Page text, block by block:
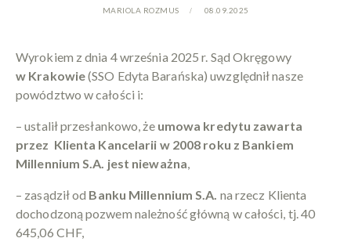
MARIOLA ROZMUS 08.09.2025
Wyrokiem z dnia 4 września 2025 r. Sąd Okręgowy
w Krakowie(SSO Edyta Barańska) uwzględnił nasze
powództwo w całości i:
– ustalił przesłankowo, że umowa kredytu zawarta
przez Klienta Kancelarii w 2008 roku z Bankiem
Millennium S.A. jest nieważna,
– zasądził od Banku Millennium S.A. na rzecz Klienta
dochodzoną pozwem należność główną w całości, tj. 40
645,06 CHF,